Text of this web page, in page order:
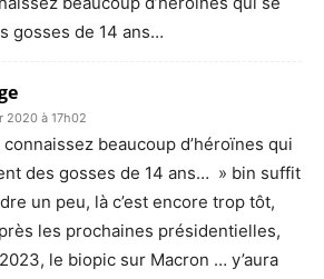
gosses de 14 ans…
2020 à 17h02
connaissez beaucoup d’héroïnes qui
des gosses de 14 ans… » bin suffit
un peu, là c’est encore trop tôt,
les prochaines présidentielles,
le biopic sur Macron … y’aura